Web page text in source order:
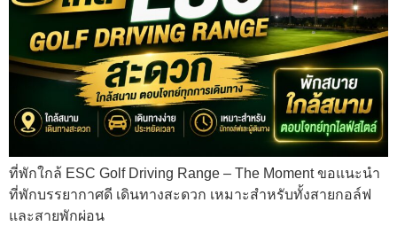
ที่พักใกล้ ESC Golf Driving Range – The Moment ขอแนะนำ
ที่พักบรรยากาศดี เดินทางสะดวก เหมาะสำหรับทั้งสายกอล์ฟ
และสายพักผ่อน